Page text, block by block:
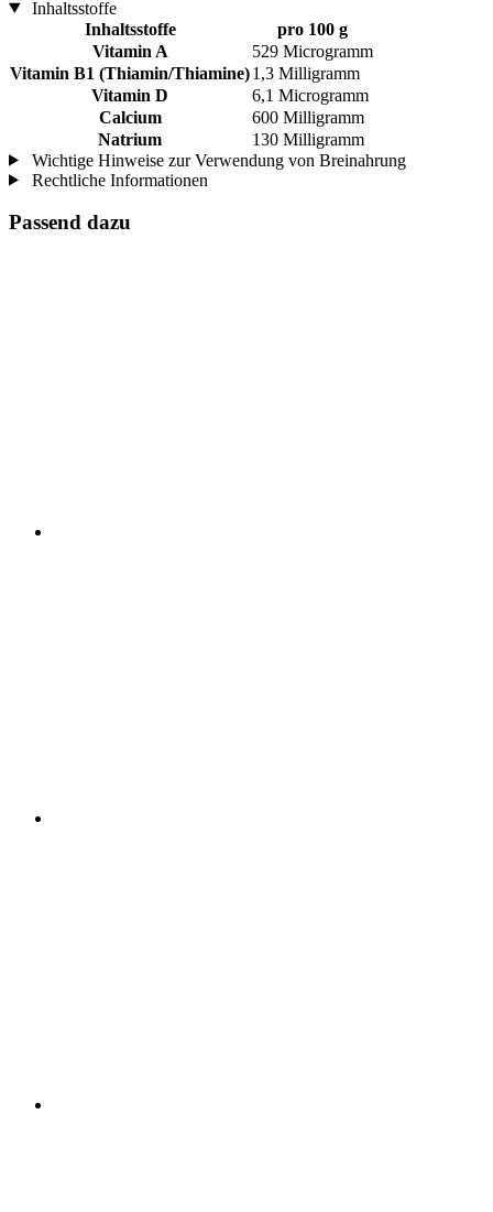
Inhaltsstoffe
Inhaltsstoffe
pro 100 g
Vitamin A
529 Microgramm
Vitamin B1 (Thiamin/Thiamine)1,3 Milligramm
Vitamin D
6,1 Microgramm
Calcium
600 Milligramm
Natrium
130 Milligramm
Wichtige Hinweise zur Verwendung von Breinahrung
Rechtliche Informationen
Passend dazu